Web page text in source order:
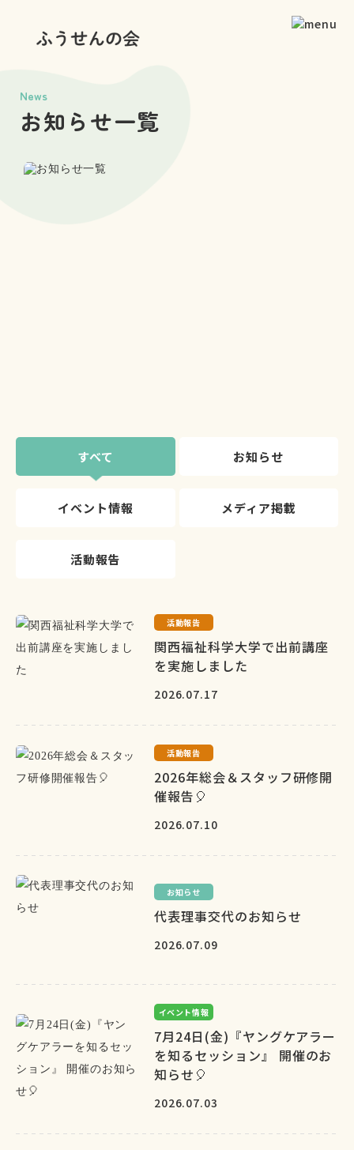
News
お知らせ一覧
すべて お知らせ
イベント情報 メディア掲載
活動報告
活動報告
関西福祉科学大学で出前講座
を実施しました
2026.07.17
活動報告
2026年総会＆スタッフ研修開
催報告🎈
2026.07.10
お知らせ
代表理事交代のお知らせ
2026.07.09
イベント情報
7月24日(金)『ヤングケアラー
を知るセッション』 開催のお
知らせ🎈
2026.07.03